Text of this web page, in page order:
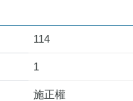
114
1
施正權